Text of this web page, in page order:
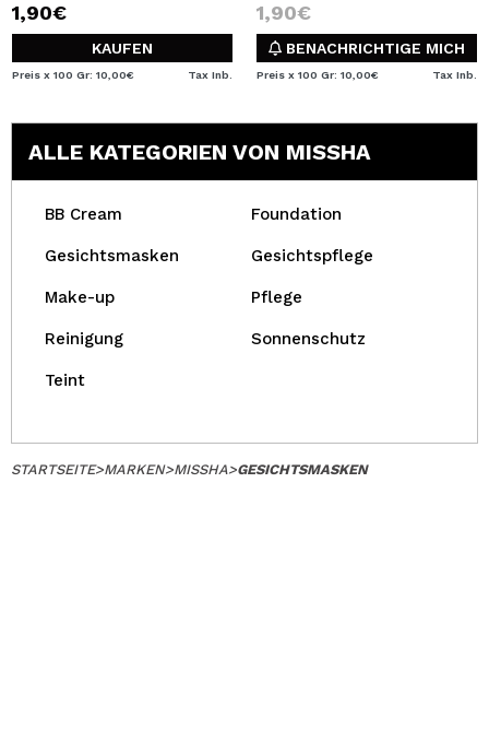
1,90€
KAUFEN
Preis x 100 Gr: 10,00€ Tax Inb.
1,90€
BENACHRICHTIGE MICH
Preis x 100 Gr: 10,00€ Tax Inb.
ALLE KATEGORIEN VON MISSHA
BB Cream Foundation
Gesichtsmasken Gesichtspflege
Make-up Pflege
Reinigung Sonnenschutz
Teint
STARTSEITE>MARKEN>MISSHA>GESICHTSMASKEN